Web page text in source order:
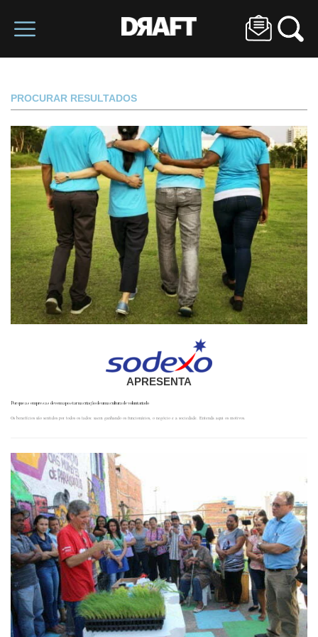
PROCURAR RESULTADOS
APRESENTA
Por que as empresas devem apostar na criação de uma cultura de voluntariado
Os benefícios são sentidos por todos os lados: saem ganhando os funcionários, o negócio e a sociedade. Entenda aqui os motivos.